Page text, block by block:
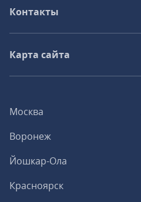
Москва
Воронеж
Йошкар-Ола
Красноярск
Контакты
Карта сайта